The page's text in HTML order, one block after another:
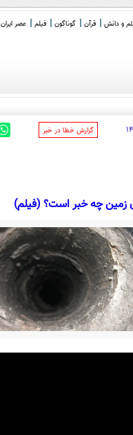
و دانش قرآن گوناگون فیلم عصر ایران 2
‌گزارش خطا در خبر
زمین چه خبر است؟ (فیلم)